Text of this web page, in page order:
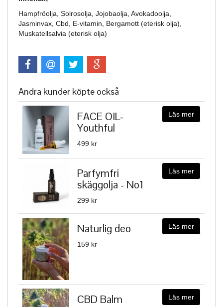
Hampfröolja, Solrosolja, Jojobaolja, Avokadoolja,
Jasminvax, Cbd, E-vitamin, Bergamott (eterisk olja),
Muskatellsalvia (eterisk olja)
Andra kunder köpte också
FACE OIL-
Youthful
499 kr
Läs mer
Parfymfri
skäggolja - No1
299 kr
Läs mer
Naturlig deo
159 kr
Läs mer
CBD Balm Läs mer